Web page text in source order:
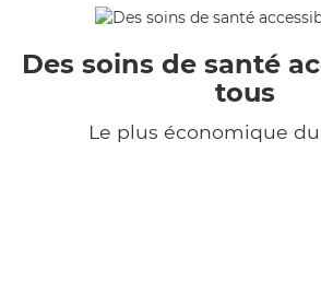
Des soins de santé
tous
Le plus économique